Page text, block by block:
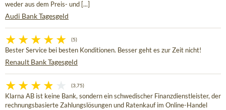
weder aus dem Preis- und [...]
Audi Bank Tagesgeld
(5)
Bester Service bei besten Konditionen. Besser geht es zur Zeit nicht!
Renault Bank Tagesgeld
(3,75)
Klarna AB ist keine Bank, sondern ein schwedischer Finanzdienstleister, der
rechnungsbasierte Zahlungslösungen und Ratenkauf im Online-Handel